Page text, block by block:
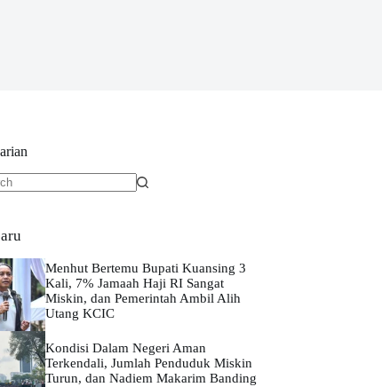
Menhut Bertemu Bupati Kuansing 3
Kali, 7% Jamaah Haji RI Sangat
Miskin, dan Pemerintah Ambil Alih
Utang KCIC
Kondisi Dalam Negeri Aman
Terkendali, Jumlah Penduduk Miskin
Turun, dan Nadiem Makarim Banding